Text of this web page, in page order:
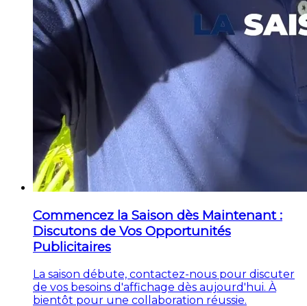
Commencez la Saison dès Maintenant :
Discutons de Vos Opportunités
Publicitaires
La saison débute, contactez-nous pour discuter
de vos besoins d'affichage dès aujourd'hui. À
bientôt pour une collaboration réussie.